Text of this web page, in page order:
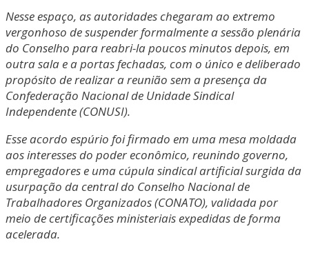
Nesse espaço, as autoridades chegaram ao extremo
vergonhoso de suspender formalmente a sessão plenária
do Conselho para reabri-la poucos minutos depois, em
outra sala e a portas fechadas, com o único e deliberado
propósito de realizar a reunião sem a presença da
Confederação Nacional de Unidade Sindical
Independente (CONUSI).
Esse acordo espúrio foi firmado em uma mesa moldada
aos interesses do poder econômico, reunindo governo,
empregadores e uma cúpula sindical artificial surgida da
usurpação da central do Conselho Nacional de
Trabalhadores Organizados (CONATO), validada por
meio de certificações ministeriais expedidas de forma
acelerada.